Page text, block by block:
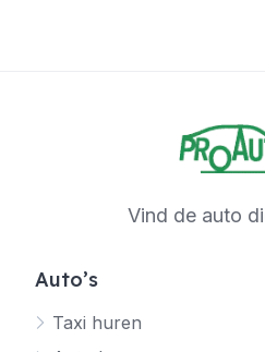
Vind de auto
Auto’s
Taxi huren